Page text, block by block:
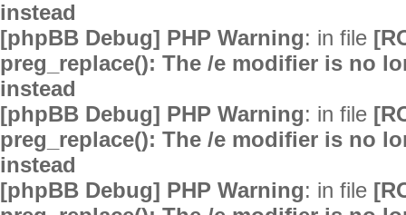
instead
[phpBB Debug] PHP Warning: in file
preg_replace(): The /e modifier is no
instead
[phpBB Debug] PHP Warning: in file
preg_replace(): The /e modifier is no
instead
[phpBB Debug] PHP Warning: in file